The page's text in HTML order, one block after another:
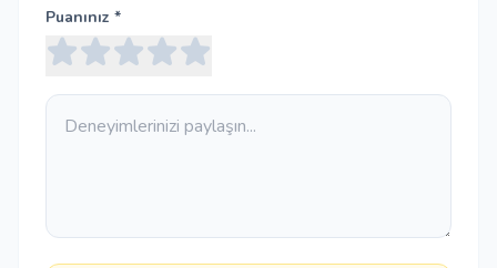
Puanınız *